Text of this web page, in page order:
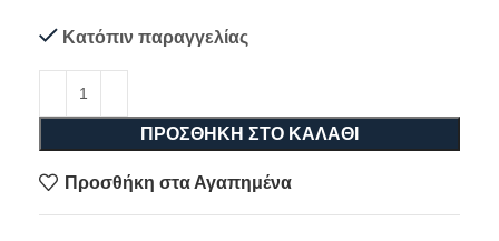
Κατόπιν παραγγελίας
ΠΡΟΣΘΉΚΗ ΣΤΟ ΚΑΛΆΘΙ
Προσθήκη στα Αγαπημένα